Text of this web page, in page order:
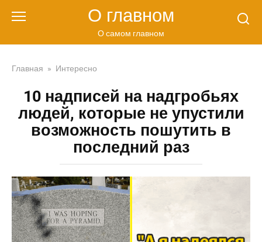
О главном
О самом главном
Главная » Интересно
10 надписей на надгробьях
людей, которые не упустили
возможность пошутить в
последний раз